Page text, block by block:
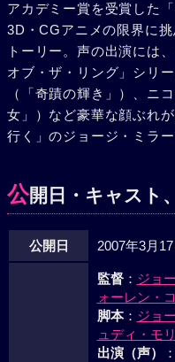
アカデミー賞を受賞した
3D・CGアニメの限界に
トーリー。声の出演には
オブ・ザ・リング」シリ
（「奇蹟の輝き」）、ニ
女」）など豪華な顔ぶれ
行く」のジョージ・ミラー
公開日・キャスト
公開日 2007年3月17
監督： ジョ
ォーレン・
脚本： ジョ
ュディ・モ
出演（声）
：